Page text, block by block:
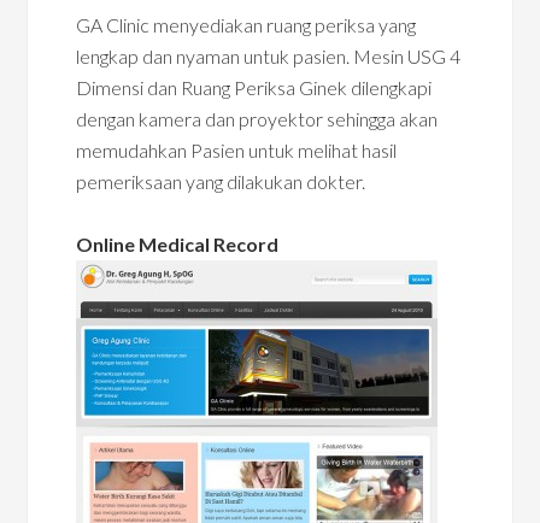
GA Clinic menyediakan ruang periksa yang
lengkap dan nyaman untuk pasien. Mesin USG 4
Dimensi dan Ruang Periksa Ginek dilengkapi
dengan kamera dan proyektor sehingga akan
memudahkan Pasien untuk melihat hasil
pemeriksaan yang dilakukan dokter.
Online Medical Record